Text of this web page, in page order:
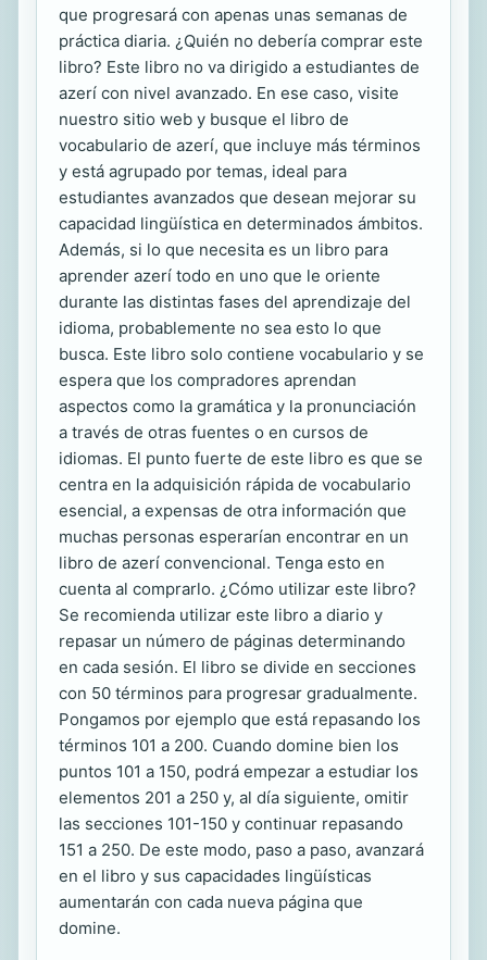
que progresará con apenas unas semanas de
práctica diaria. ¿Quién no debería comprar este
libro? Este libro no va dirigido a estudiantes de
azerí con nivel avanzado. En ese caso, visite
nuestro sitio web y busque el libro de
vocabulario de azerí, que incluye más términos
y está agrupado por temas, ideal para
estudiantes avanzados que desean mejorar su
capacidad lingüística en determinados ámbitos.
Además, si lo que necesita es un libro para
aprender azerí todo en uno que le oriente
durante las distintas fases del aprendizaje del
idioma, probablemente no sea esto lo que
busca. Este libro solo contiene vocabulario y se
espera que los compradores aprendan
aspectos como la gramática y la pronunciación
a través de otras fuentes o en cursos de
idiomas. El punto fuerte de este libro es que se
centra en la adquisición rápida de vocabulario
esencial, a expensas de otra información que
muchas personas esperarían encontrar en un
libro de azerí convencional. Tenga esto en
cuenta al comprarlo. ¿Cómo utilizar este libro?
Se recomienda utilizar este libro a diario y
repasar un número de páginas determinando
en cada sesión. El libro se divide en secciones
con 50 términos para progresar gradualmente.
Pongamos por ejemplo que está repasando los
términos 101 a 200. Cuando domine bien los
puntos 101 a 150, podrá empezar a estudiar los
elementos 201 a 250 y, al día siguiente, omitir
las secciones 101-150 y continuar repasando
151 a 250. De este modo, paso a paso, avanzará
en el libro y sus capacidades lingüísticas
aumentarán con cada nueva página que
domine.